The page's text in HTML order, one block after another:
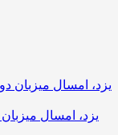
یزد، امسال